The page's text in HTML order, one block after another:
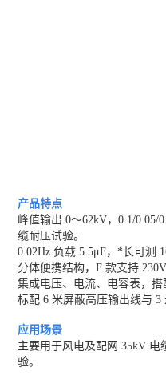
产品特点
峰值输出 0～62kV，0.1/0.05/
缆耐压试验。
0.02Hz 负载 5.5μF，*长可测
分体便携结构，F 款支持
集成电压、电流、电容表，搭
标配 6 米屏蔽高压输出线与 3
应用场景
主要用于风电及配网 35kV
验。